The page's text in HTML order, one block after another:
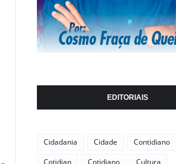
EDITORIAIS
Cidadania Cidade
Contidiano
Cotidian
Cotidiano
Cultura